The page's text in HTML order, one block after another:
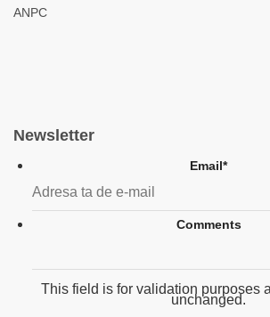
ANPC
Newsletter
Email*
Comments
This field is for validation purposes
unchanged.